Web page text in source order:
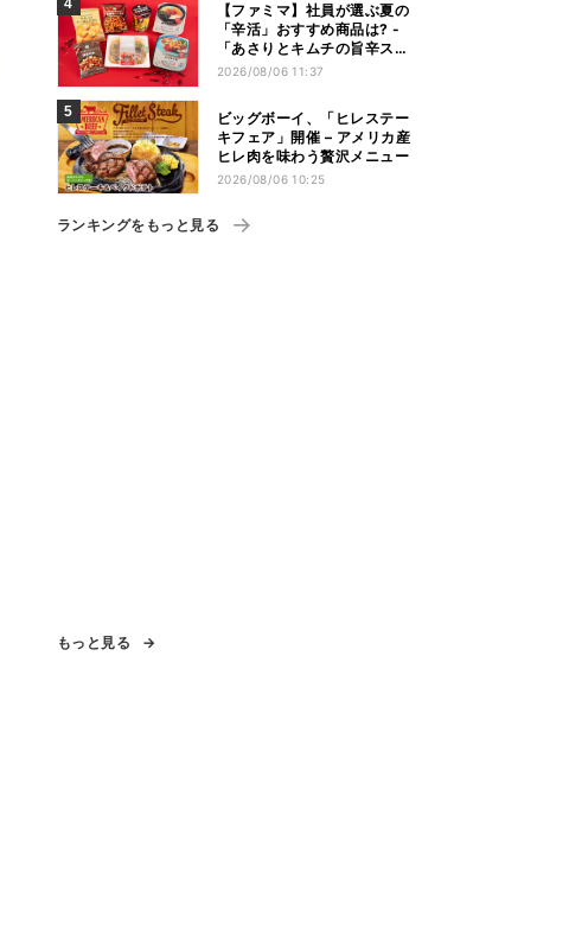
【ファミマ】社員が選ぶ夏の
「辛活」おすすめ商品は? -
「あさりとキムチの旨辛スン
ドゥブチゲ」「鬼金棒監修
ムチキン」など
2026/08/06 11:37
ビッグボーイ、「ヒレステー
キフェア」開催 – アメリカ産
ヒレ肉を味わう贅沢メニュー
2026/08/06 10:25
ランキングをもっと見る
もっと見る